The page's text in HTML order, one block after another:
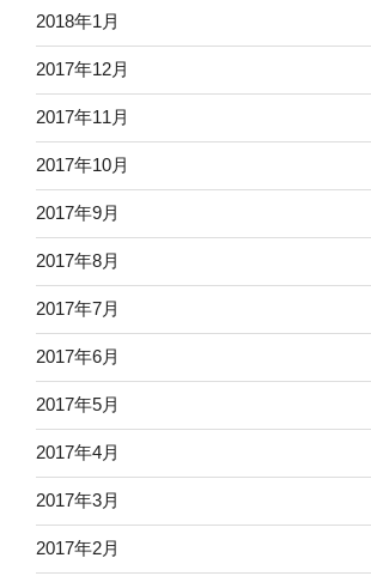
2018年1月
2017年12月
2017年11月
2017年10月
2017年9月
2017年8月
2017年7月
2017年6月
2017年5月
2017年4月
2017年3月
2017年2月